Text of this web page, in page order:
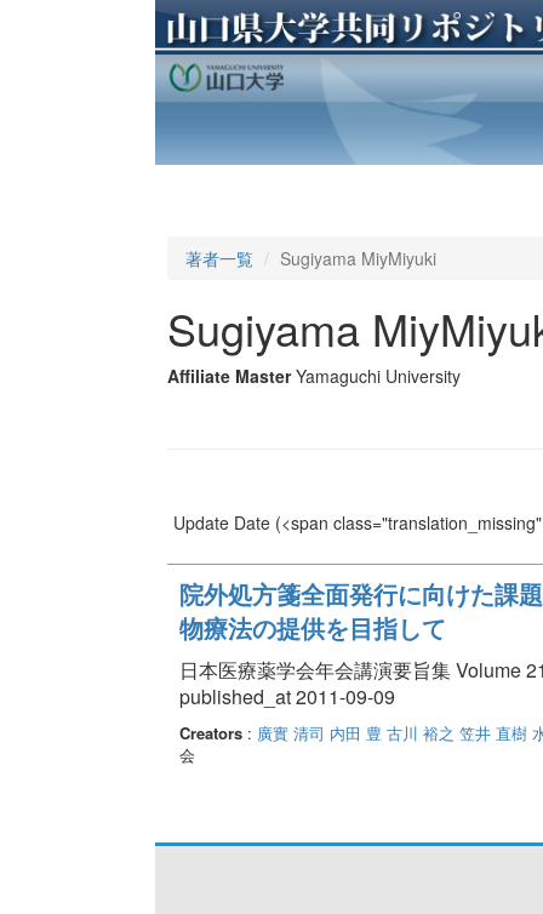
著者一覧 Sugiyama MiyMiyuki
Sugiyama
Affiliate Master Yamaguchi University
Update Date(<span
院外処方箋全面発行に向けた課
物療法の提供を目指して
日本医療薬学会年会講演要旨集 Volume
published_at 2011-09-09
Creators: 廣實 清司 内田 豊 古川 裕之 笠井 直樹
会